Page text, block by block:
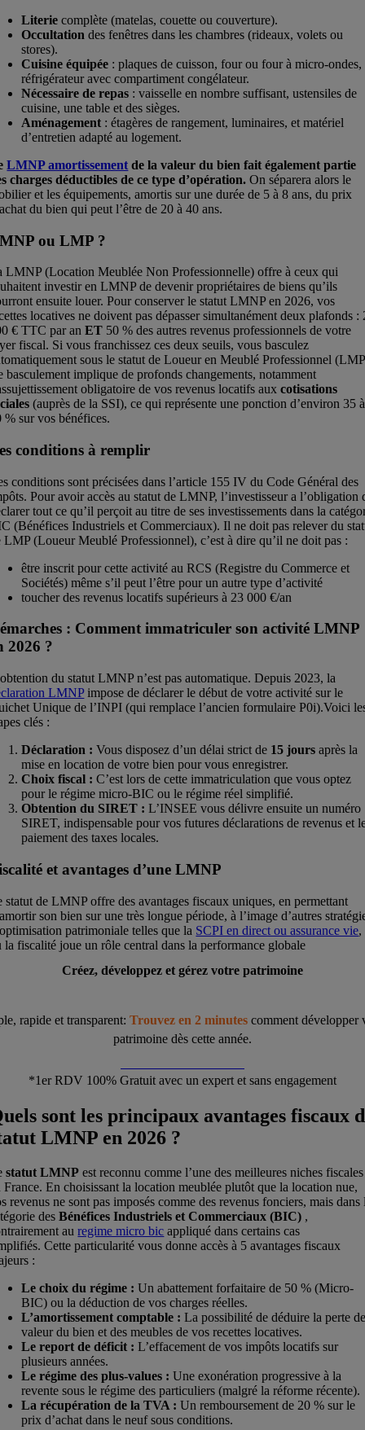
Literie complète (matelas, couette ou couverture).
Occultation des fenêtres dans les chambres (rideaux, volets ou
stores).
Cuisine équipée : plaques de cuisson, four ou four à micro-ondes,
réfrigérateur avec compartiment congélateur.
Nécessaire de repas : vaisselle en nombre suffisant, ustensiles de
cuisine, une table et des sièges.
Aménagement : étagères de rangement, luminaires, et matériel
d’entretien adapté au logement.
LMNP amortissement de la valeur du bien fait également partie
charges déductibles de ce type d’opération. On séparera alors le
et les équipements, amortis sur une durée de 5 à 8 ans, du prix
du bien qui peut l’être de 20 à 40 ans.
ou LMP ?
LMNP (Location Meublée Non Professionnelle) offre à ceux qui
investir en LMNP de devenir propriétaires de biens qu’ils
ensuite louer. Pour conserver le statut LMNP en 2026, vos
locatives ne doivent pas dépasser simultanément deux plafonds :
€ TTC par anET 50 % des autres revenus professionnels de votre
fiscal. Si vous franchissez ces deux seuils, vous basculez
sous le statut de Loueur en Meublé Professionnel
basculement implique de profonds changements, notamment
obligatoire de vos revenus locatifs auxcotisations
(auprès de la SSI), ce qui représente une ponction d’environ 35 à
% sur vos bénéfices.
conditions à remplir
conditions sont précisées dans l’article 155 IV du Code Général des
Pour avoir accès au statut de LMNP, l’investisseur a l’obligation
tout ce qu’il perçoit au titre de ses investissements dans la
(Bénéfices Industriels et Commerciaux). Il ne doit pas relever du
LMP (Loueur Meublé Professionnel), c’est à dire qu’il ne doit pas :
être inscrit pour cette activité au RCS (Registre du Commerce et
Sociétés) même s’il peut l’être pour un autre type d’activité
toucher des revenus locatifs supérieurs à 23 000 €/an
: Comment immatriculer son activité LMNP
2026 ?
du statut LMNP n’est pas automatique. Depuis 2023, la
LMNPimpose de déclarer le début de votre activité sur le
Unique de l’INPI (qui remplace l’ancien formulaire P0i).Voici
clés :
Déclaration : Vous disposez d’un délai strict de 15 jours après la
mise en location de votre bien pour vous enregistrer.
Choix fiscal : C’est lors de cette immatriculation que vous optez
pour le régime micro-BIC ou le régime réel simplifié.
Obtention du SIRET : L’INSEE vous délivre ensuite un numéro
SIRET, indispensable pour vos futures déclarations de revenus et
paiement des taxes locales.
et avantages d’une LMNP
statut de LMNP offre des avantages fiscaux uniques, en permettant
son bien sur une très longue période, à l’image d’autres
patrimoniale telles que la SCPI en direct ou assurance vie,
la fiscalité joue un rôle central dans la performance globale
Créez, développez et gérez votre patrimoine
rapide et transparent: Trouvez en 2 minutes comment développer
patrimoine dès cette année.
*1er RDV 100% Gratuit avec un expert et sans engagement
sont les principaux avantages fiscaux
LMNP en 2026 ?
statut LMNP est reconnu comme l’une des meilleures niches fiscales
France. En choisissant la location meublée plutôt que la location nue,
revenus ne sont pas imposés comme des revenus fonciers, mais dans
desBénéfices Industriels et Commerciaux (BIC) ,
auregime micro bic appliqué dans certains cas
Cette particularité vous donne accès à 5 avantages fiscaux
:
Le choix du régime : Un abattement forfaitaire de 50 % (Micro-
BIC) ou la déduction de vos charges réelles.
L’amortissement comptable : La possibilité de déduire la perte
valeur du bien et des meubles de vos recettes locatives.
Le report de déficit : L’effacement de vos impôts locatifs sur
plusieurs années.
Le régime des plus-values : Une exonération progressive à la
revente sous le régime des particuliers (malgré la réforme récente).
La récupération de la TVA : Un remboursement de 20 % sur le
prix d’achat dans le neuf sous conditions.